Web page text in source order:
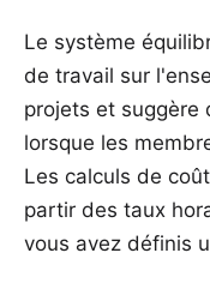
Le système
de travail sur
projets et suggère
lorsque les
Les calculs de
partir des taux
vous avez définis